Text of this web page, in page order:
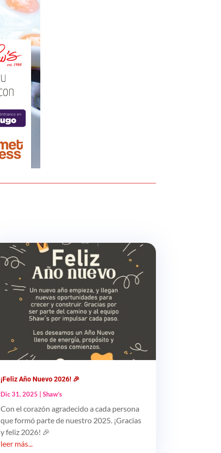
¡Feliz Año Nuevo 2026! 🎉
Dic 31, 2025 |Shaw’s
Con el corazón agradecido a cada persona
que formó parte de nuestro 2025. ¡Gracias
y feliz 2026! 🎉
leer más...